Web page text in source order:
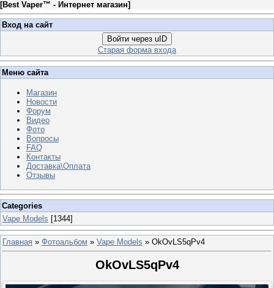
[Best Vaper™ - Интернет магазин]
Вход на сайт
Войти через uID
Старая форма входа
Меню сайта
Магазин
Новости
Форум
Видео
Фото
Вопросы
FAQ
Контакты
Доставка\Оплата
Отзывы
Categories
Vape Models [1344]
Главная » Фотоальбом » Vape Models » OkOvLS5qPv4
OkOvLS5qPv4